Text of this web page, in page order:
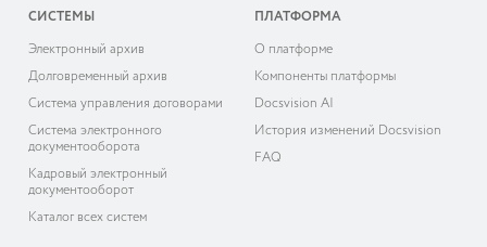
СИСТЕМЫ
Электронный архив
Долговременный архив
Система управления договорами
Система электронного
документооборота
Кадровый электронный
документооборот
Каталог всех систем
ПЛАТФОРМА
О платформе
Компоненты платформы
Docsvision AI
История изменений Docsvision
FAQ